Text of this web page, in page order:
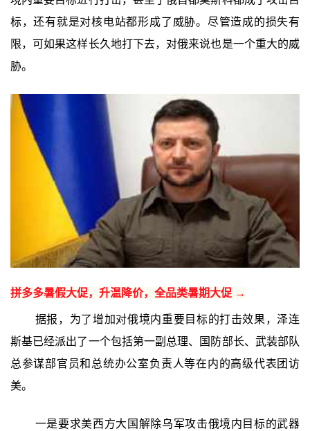
标，还有就是对核电站都形成了威胁。尽管造成的损失有
限，可如果这样长久地打下去，对俄来说也是一个重大的威
胁。
拼多多暑假大促，升温降价，全品类暑期大促 →
据报，为了增加对俄境内重要目标的打击效果，泽连
斯基已经派出了一个包括第一副总理、国防部长、武装部队
总参谋部官员和总统办公室负责人等在内的高级代表团访
美。
一是要求美西方大国解除乌军攻击俄境内目标的武器